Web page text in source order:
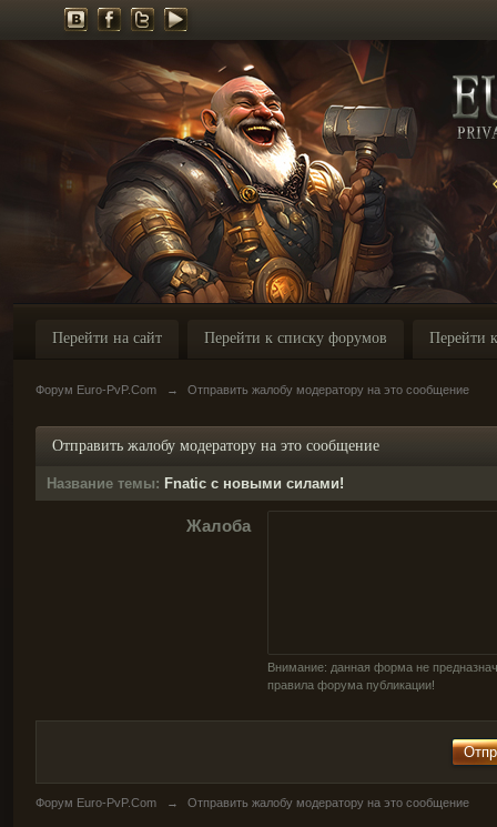
Перейти на сайт Перейти к списку форумов Перейти
Форум Euro-PvP.Com → Отправить жалобу модератору на это сообщение
Отправить жалобу модератору на это сообщение
Название темы: Fnatic с новыми силами!
Жалоба
Внимание: данная форма не
правила форума публикации!
Форум Euro-PvP.Com → Отправить жалобу модератору на это сообщение